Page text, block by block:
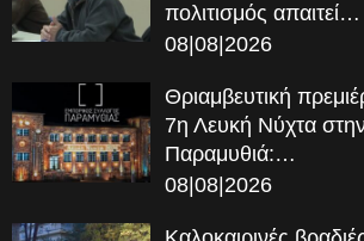
πολιτισμός απαιτεί…
08|08|2026
Θριαμβευτική
7η Λευκή Νύχτα
Παραμυθιά:…
08|08|2026